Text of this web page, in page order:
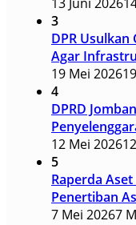
3
DPR
Agar
19 Mei 2026
4
DPRD
12 Mei 2026
5
Raperda
Penertiban
7 Mei 20267